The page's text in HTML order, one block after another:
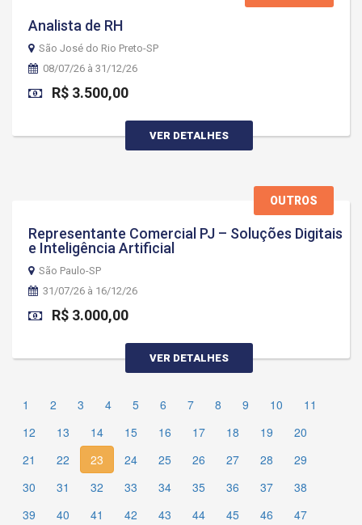
Analista de RH
São José do Rio Preto-SP
08/07/26 à 31/12/26
R$ 3.500,00
VER DETALHES
OUTROS
Representante Comercial PJ – Soluções Digitais
e Inteligência Artificial
São Paulo-SP
31/07/26 à 16/12/26
R$ 3.000,00
VER DETALHES
1 2 3 4 5 6 7 8 9 10
11
12
13 14 15 16 17 18 19
20
21
22 23 24 25 26 27 28
29
30
31 32 33 34 35 36 37
38
39
40 41 42 43 44 45 46
47